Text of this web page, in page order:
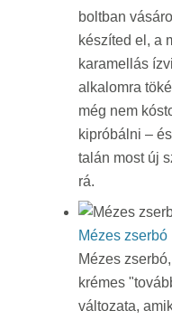
boltban
készíted el, a
karamellás
alkalomra
még nem
kipróbálni –
talán most új
rá.
Mézes zserbó
Mézes
krémes
változata,